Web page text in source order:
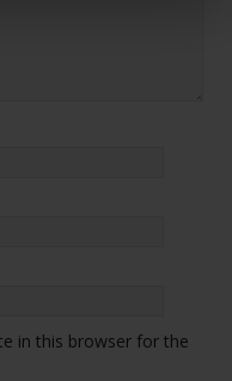
in this browser for the